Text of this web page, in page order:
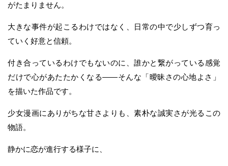
がたまりません。
大きな事件が起こるわけではなく、日常の中で少しずつ育っ
ていく好意と信頼。
付き合っているわけでもないのに、誰かと繋がっている感覚
だけで心があたたかくなる——そんな「曖昧さの心地よさ」
を描いた作品です。
少女漫画にありがちな甘さよりも、素朴な誠実さが光るこの
物語。
静かに恋が進行する様子に、